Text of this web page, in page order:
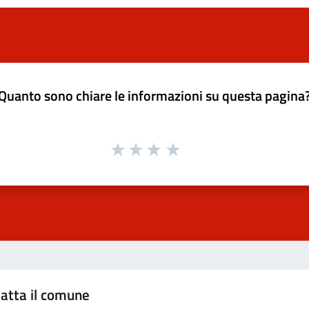
sono chiare le informazioni su questa
il comune